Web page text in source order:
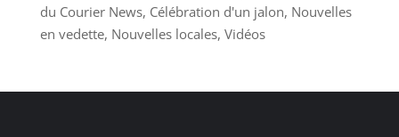
du Courier News, Célébration d'un jalon, Nouvelles
en vedette, Nouvelles locales, Vidéos